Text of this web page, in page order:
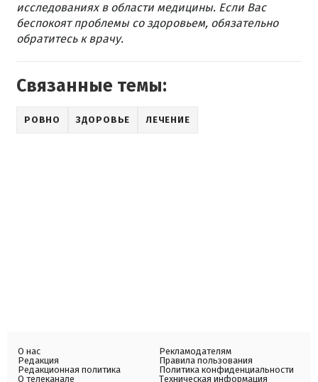
исследованиях в области медицины. Если Вас
беспокоят проблемы со здоровьем, обязательно
обратитесь к врачу.
Связанные темы:
РОВНО ЗДОРОВЬЕ ЛЕЧЕНИЕ
О нас
Редакция
Редакционная политика
О телеканале
Рекламодателям
Правила пользования
Политика конфиденциальности
Техническая информация